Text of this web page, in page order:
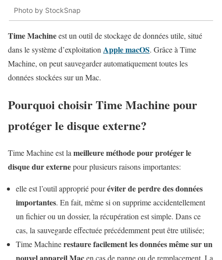
Photo by StockSnap
Time Machineest un outil de stockage de données utile, situé
dans le système d’exploitation Apple macOS. Grâce à Time
Machine, on peut sauvegarder automatiquement toutes les
données stockées sur un Mac.
Pourquoi choisir Time Machine pour
protéger le disque externe?
Time Machine est la meilleure méthode pour protéger le
disque dur externepour plusieurs raisons importantes:
elle est l’outil approprié pouréviter de perdre des données
importantes. En fait, même si on supprime accidentellement
un fichier ou un dossier, la récupération est simple. Dans ce
cas, la sauvegarde effectuée précédemment peut être utilisée;
Time Machinerestaure facilement les données même sur un
en cas de panne ou de remplacement. La